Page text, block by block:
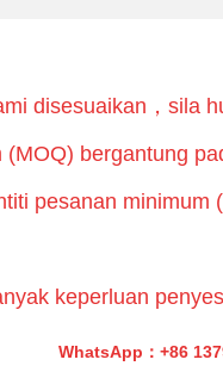
disesuaikan，sila
bergantung
pesanan minimum
keperluan
WhatsApp：+86